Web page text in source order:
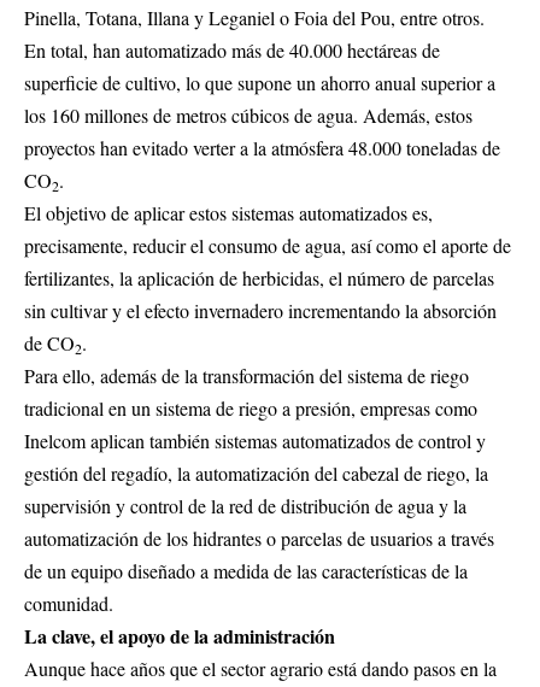
Pinella, Totana, Illana y Leganiel o Foia del Pou, entre otros.
En total, han automatizado más de 40.000 hectáreas de
superficie de cultivo, lo que supone un ahorro anual superior a
los 160 millones de metros cúbicos de agua. Además, estos
proyectos han evitado verter a la atmósfera 48.000 toneladas de
CO2.
El objetivo de aplicar estos sistemas automatizados es,
precisamente, reducir el consumo de agua, así como el aporte de
fertilizantes, la aplicación de herbicidas, el número de parcelas
sin cultivar y el efecto invernadero incrementando la absorción
de CO2.
Para ello, además de la transformación del sistema de riego
tradicional en un sistema de riego a presión, empresas como
Inelcom aplican también sistemas automatizados de control y
gestión del regadío, la automatización del cabezal de riego, la
supervisión y control de la red de distribución de agua y la
automatización de los hidrantes o parcelas de usuarios a través
de un equipo diseñado a medida de las características de la
comunidad.
La clave, el apoyo de la administración
Aunque hace años que el sector agrario está dando pasos en la